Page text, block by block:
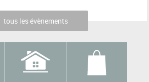
tous les évènements